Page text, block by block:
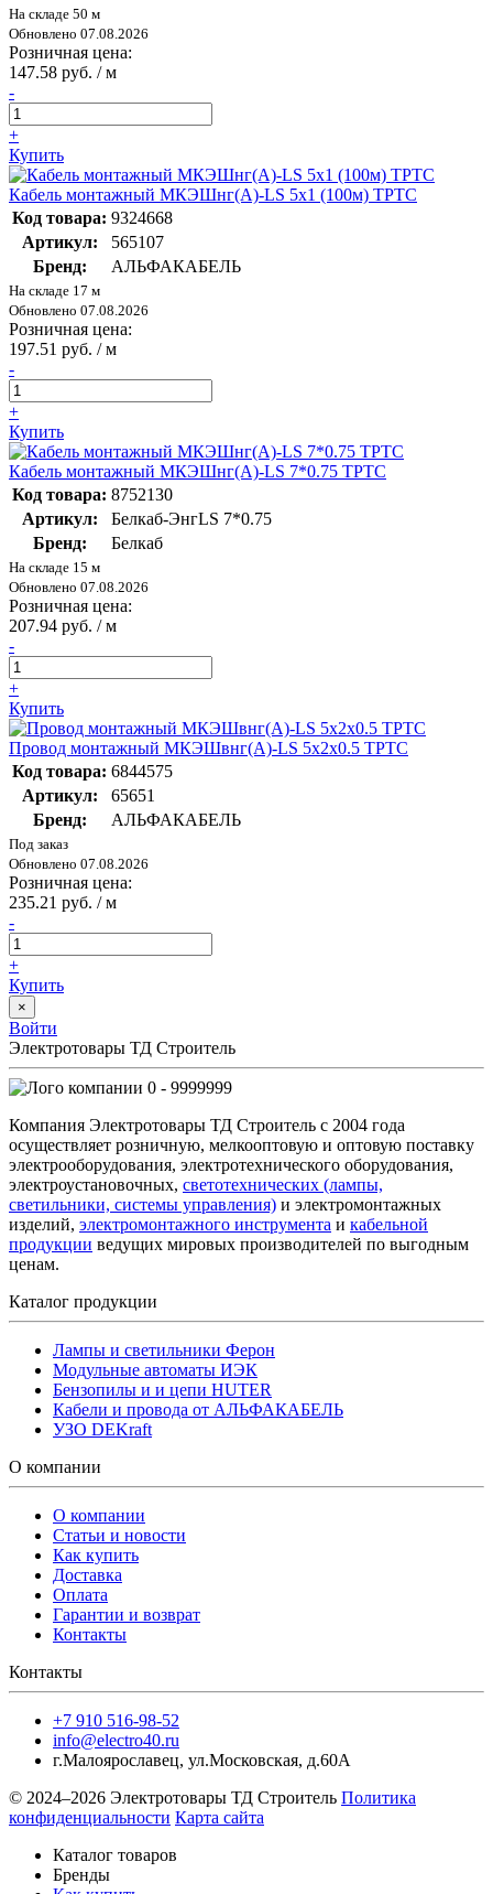
На складе 50 м
Обновлено 07.08.2026
Розничная цена:
147.58 руб. / м
-
+
Купить
Кабель монтажный МКЭШнг(A)-LS 5х1 (100м) ТРТС
Код товара: 9324668
Артикул:
565107
Бренд:
АЛЬФАКАБЕЛЬ
На складе 17 м
Обновлено 07.08.2026
Розничная цена:
197.51 руб. / м
-
+
Купить
Кабель монтажный МКЭШнг(А)-LS 7*0.75 ТРТС
Код товара: 8752130
Артикул:
Белкаб-ЭнгLS 7*0.75
Бренд:
Белкаб
На складе 15 м
Обновлено 07.08.2026
Розничная цена:
207.94 руб. / м
-
+
Купить
Провод монтажный МКЭШвнг(А)-LS 5х2х0.5 ТРТС
Код товара: 6844575
Артикул:
65651
Бренд:
АЛЬФАКАБЕЛЬ
Под заказ
Обновлено 07.08.2026
Розничная цена:
235.21 руб. / м
-
+
Купить
×
Войти
Электротовары ТД Строитель
0 - 9999999
Компания Электротовары ТД Строитель с 2004 года
осуществляет розничную, мелкооптовую и оптовую поставку
электрооборудования, электротехнического оборудования,
электроустановочных, светотехнических (лампы,
светильники, системы управления) и электромонтажных
изделий, электромонтажного инструмента и кабельной
продукции ведущих мировых производителей по выгодным
ценам.
Каталог продукции
Лампы и светильники Ферон
Модульные автоматы ИЭК
Бензопилы и и цепи HUTER
Кабели и провода от АЛЬФАКАБЕЛЬ
УЗО DEKraft
О компании
О компании
Статьи и новости
Как купить
Доставка
Оплата
Гарантии и возврат
Контакты
Контакты
+7 910 516-98-52
info@electro40.ru
г.Малоярославец, ул.Московская, д.60А
© 2024–2026 Электротовары ТД Строитель Политика
конфиденциальности Карта сайта
Каталог товаров
Бренды